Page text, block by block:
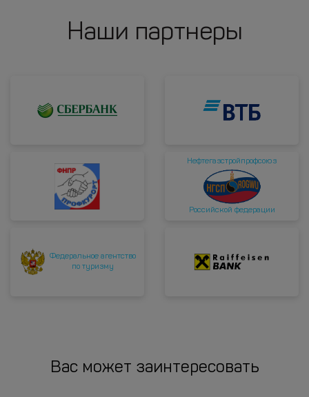
Наши партнеры
Нефтегазстройпрофсоюз
Российской федерации
Федеральное агентство
по туризму
Вас может заинтересовать